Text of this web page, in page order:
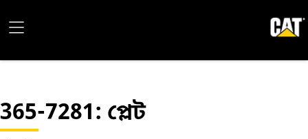
365-7281: প্লেট